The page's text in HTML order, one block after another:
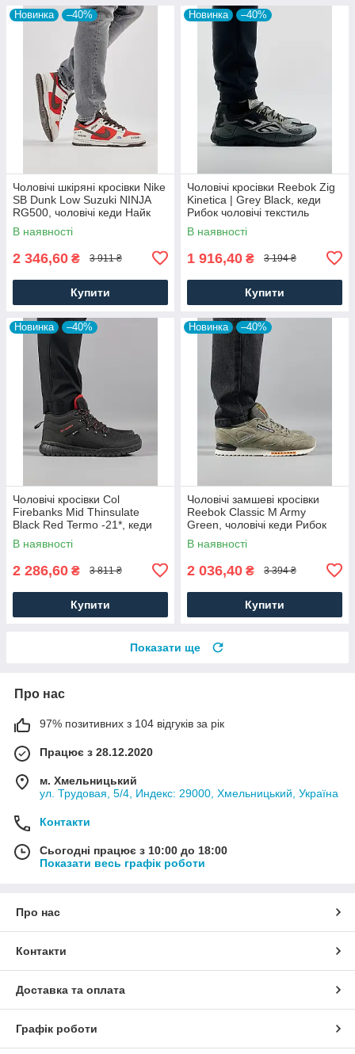
Новинка –40%
Чоловічі шкіряні кросівки Nike
SB Dunk Low Suzuki NINJA
RG500, чоловічі кеди Найк
червоні, Чоловіче взуття
В наявності
2 346,60 ₴ 3 911 ₴
Купити
Новинка –40%
Чоловічі кросівки Reebok Zig
Kinetica | Grey Black, кеди
Рибок чоловічі текстиль
нейлон сірі. Чоловіче взуття
В наявності
1 916,40 ₴ 3 194 ₴
Купити
Новинка –40%
Чоловічі кросівки Col
Firebanks Mid Thinsulate
Black Red Termo -21*, кеди
водонепрон. текстиль.
Чоловіче взуття
В наявності
2 286,60 ₴ 3 811 ₴
Купити
Новинка –40%
Чоловічі замшеві кросівки
Reebok Classic M Army
Green, чоловічі кеди Рибок
замша хакі. Чоловіче взуття
В наявності
2 036,40 ₴ 3 394 ₴
Купити
Показати ще
Про нас
97% позитивних з 104 відгуків за рік
Працює з 28.12.2020
м. Хмельницький
ул. Трудовая, 5/4, Индекс: 29000, Хмельницький, Україна
Контакти
Сьогодні працює з 10:00 до 18:00
Показати весь графік роботи
Про нас
Контакти
Доставка та оплата
Графік роботи